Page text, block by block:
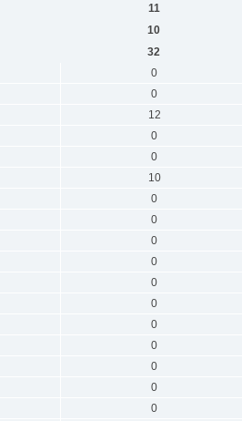
11
10
32
0
0
12
0
0
10
0
0
0
0
0
0
0
0
0
0
0